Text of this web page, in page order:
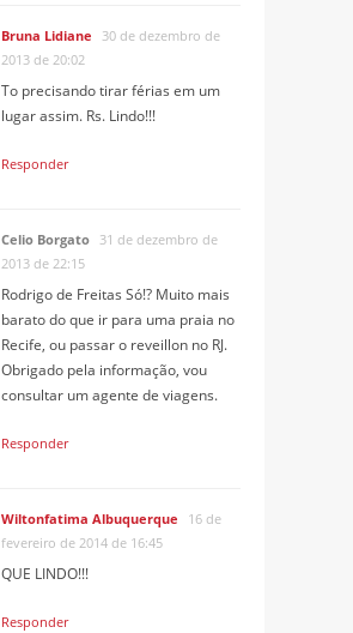
Bruna Lidiane
30 de dezembro de
2013 de 20:02
To precisando tirar férias em um
lugar assim. Rs. Lindo!!!
Responder
Celio Borgato 31 de dezembro de
2013 de 22:15
Rodrigo de Freitas Só!? Muito mais
barato do que ir para uma praia no
Recife, ou passar o reveillon no RJ.
Obrigado pela informação, vou
consultar um agente de viagens.
Responder
Wiltonfatima Albuquerque
16 de
fevereiro de 2014 de 16:45
QUE LINDO!!!
Responder